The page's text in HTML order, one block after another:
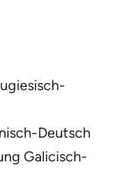
Deutsch
Galicisch-